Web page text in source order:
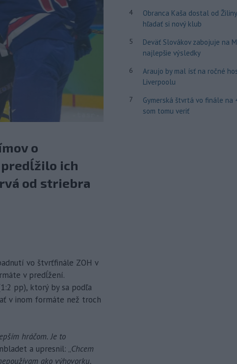
o
predĺžilo ich
od striebra
vo štvrťfinále ZOH v
v predĺžení.
pp), ktorý by sa podľa
v inom formáte než troch
hráčom. Je to
a upresnil: „Chcem
ako výhovorku.
4
Obranca Kaša dostal od
hľadať si nový klub
5
Deväť Slovákov zabojuje na
najlepšie výsledky
6
Araujo by mal ísť na ročné
Liverpoolu
7
Gymerská štvrtá vo finále na
som tomu veriť